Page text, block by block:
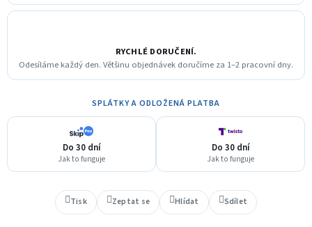
RYCHLÉ DORUČENÍ.
Odesíláme každý den. Většinu objednávek doručíme za 1–2 pracovní dny.
SPLÁTKY A ODLOŽENÁ PLATBA
Do 30 dní
Jak to funguje
Do 30 dní
Jak to funguje
Tisk Zeptat se Hlídat Sdílet